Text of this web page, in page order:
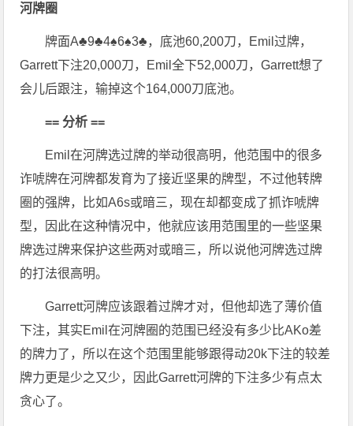
河牌圈
牌面A♣9♣4♠6♠3♣，底池60,200刀，Emil过牌，
Garrett下注20,000刀，Emil全下52,000刀，Garrett想了
会儿后跟注，输掉这个164,000刀底池。
== 分析 ==
Emil在河牌选过牌的举动很高明，他范围中的很多
诈唬牌在河牌都发育为了接近坚果的牌型，不过他转牌
圈的强牌，比如A6s或暗三，现在却都变成了抓诈唬牌
型，因此在这种情况中，他就应该用范围里的一些坚果
牌选过牌来保护这些两对或暗三，所以说他河牌选过牌
的打法很高明。
Garrett河牌应该跟着过牌才对，但他却选了薄价值
下注，其实Emil在河牌圈的范围已经没有多少比AKo差
的牌力了，所以在这个范围里能够跟得动20k下注的较差
牌力更是少之又少，因此Garrett河牌的下注多少有点太
贪心了。